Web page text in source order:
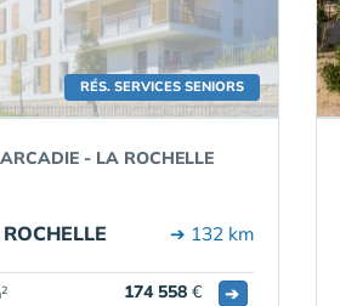
RÉS. SERVICES SENIORS
- LA ROCHELLE
➔ 132 km
2 174 558 € ➔